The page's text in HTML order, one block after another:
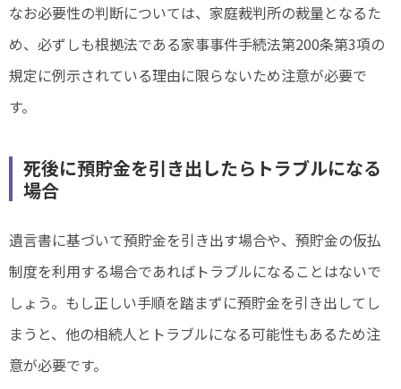
なお必要性の判断については、家庭裁判所の裁量となるた
め、必ずしも根拠法である家事事件手続法第200条第3項の
規定に例示されている理由に限らないため注意が必要で
す。
死後に預貯金を引き出したらトラブルになる
場合
遺言書に基づいて預貯金を引き出す場合や、預貯金の仮払
制度を利用する場合であればトラブルになることはないで
しょう。もし正しい手順を踏まずに預貯金を引き出してし
まうと、他の相続人とトラブルになる可能性もあるため注
意が必要です。